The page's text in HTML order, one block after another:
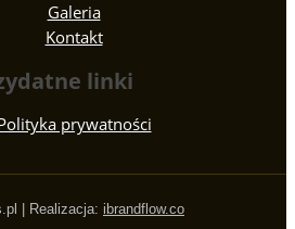
Galeria
Kontakt
linki
prywatności
| Realizacja: ibrandflow.co